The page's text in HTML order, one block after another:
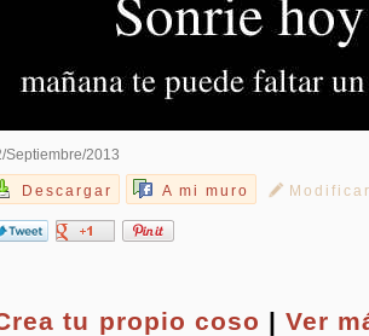
Septiembre/2013
Descargar A mi muro
tu propio coso |Ver